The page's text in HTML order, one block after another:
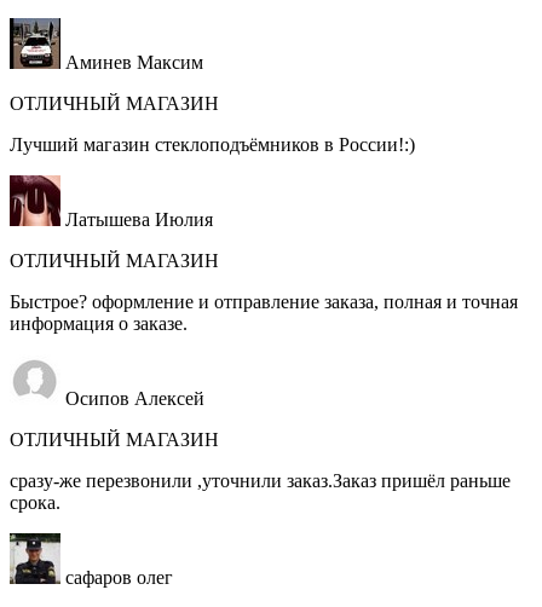
Аминев Максим
ОТЛИЧНЫЙ МАГАЗИН
Лучший магазин стеклоподъёмников в России!:)
Латышева Июлия
ОТЛИЧНЫЙ МАГАЗИН
Быстрое? оформление и отправление заказа, полная и точная
информация о заказе.
Осипов Алексей
ОТЛИЧНЫЙ МАГАЗИН
сразу-же перезвонили ,уточнили заказ.Заказ пришёл раньше
срока.
сафаров олег